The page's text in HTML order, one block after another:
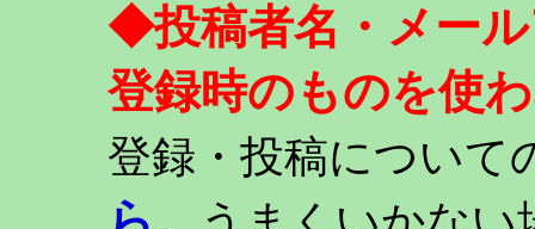
◆投稿者名・メー
登録時のものを使
登録・投稿について